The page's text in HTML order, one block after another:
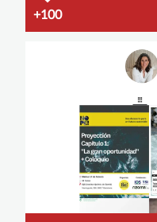
+100